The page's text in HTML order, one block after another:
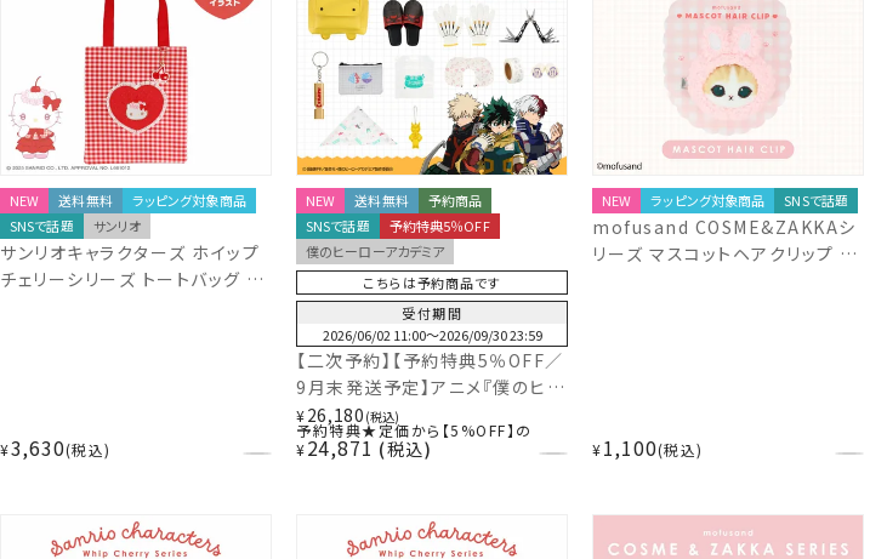
NEW 送料無料
ラッピング対象商品
SNSで話題
サンリオ
サンリオキャラクターズ ホイップ
チェリーシリーズ トートバッグ ＜
¥3,630 税込
NEW 送料無料
予約商品
SNSで話題
予約特典5％OFF
僕のヒーローアカデミア
こちらは予約商品です
受付期間
2026/06/02 11:00〜2026/09/30 23:59
【二次予約】【予約特典5％OFF／
9月末発送予定】アニメ『僕のヒー
ローアカデミア』 防災リュックセ
ット 粧美堂 shobido MH56947
ヒロアカ
¥26,180 税込
予約特典★定価から【5%OFF】の
¥24,871 税込
NEW ラッピング対象商品 SNSで話題
mofusand COSME&ZAKKAシ
リーズ マスコットヘアクリップ ＜
¥1,100 税込